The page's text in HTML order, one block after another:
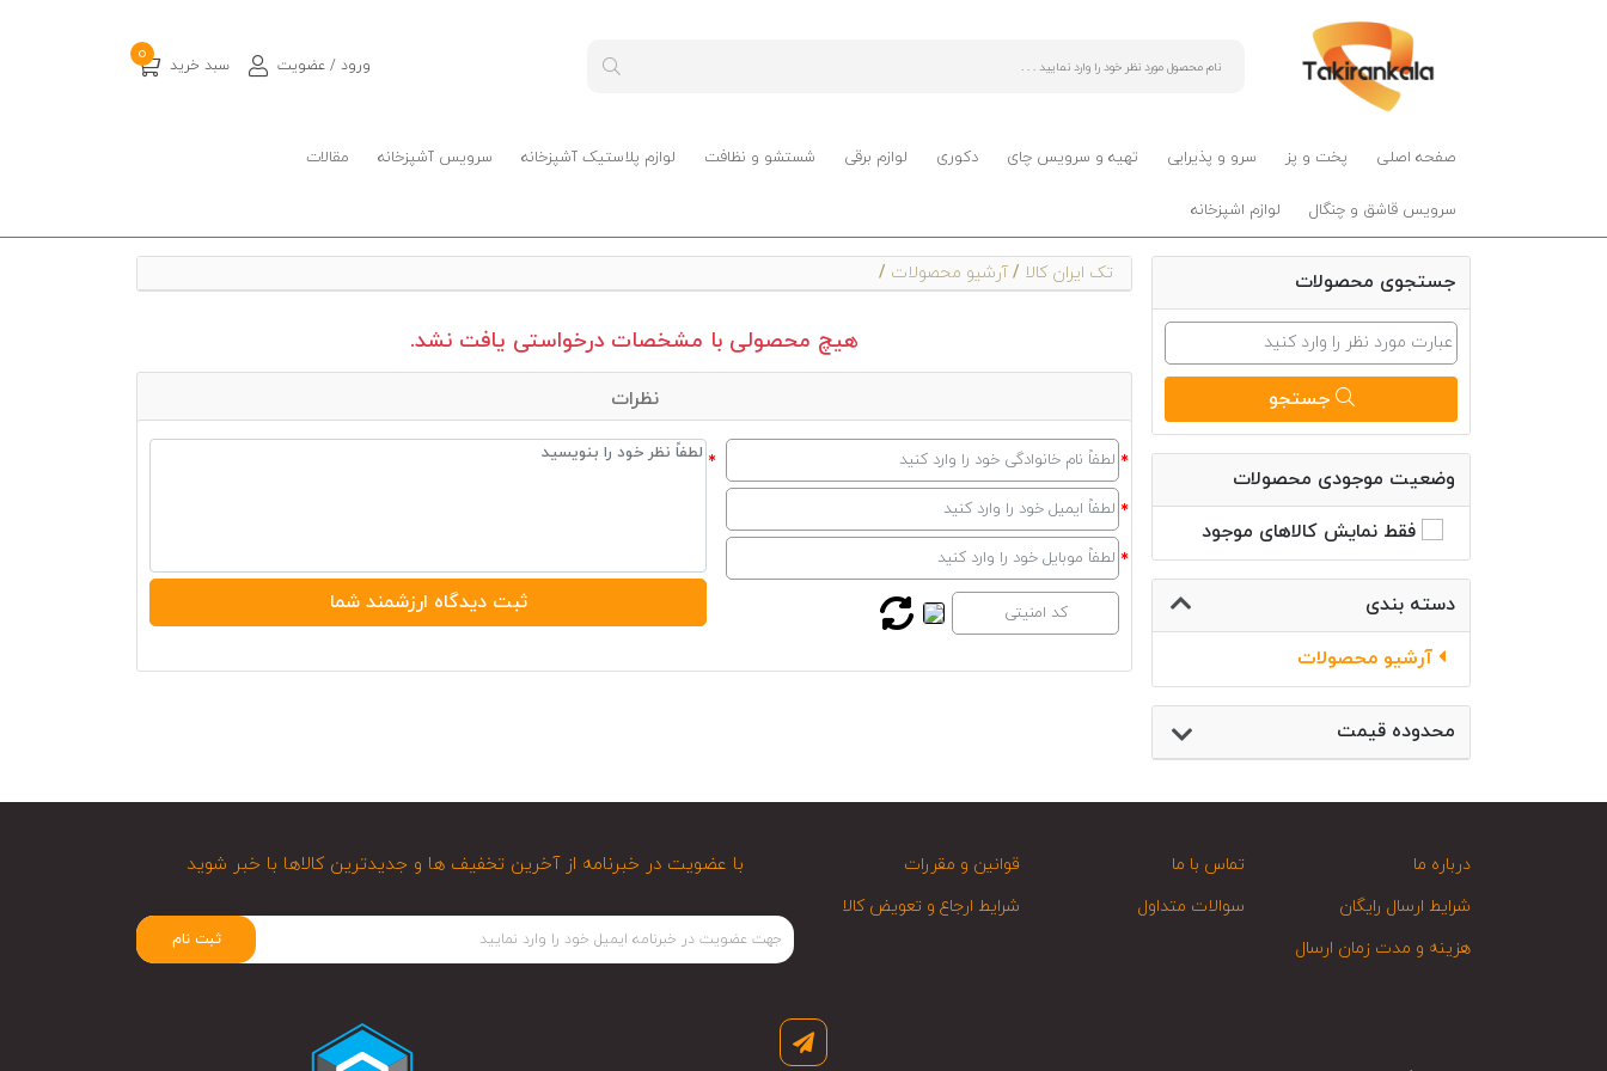
ورود / عضویت سبد خرید 0
صفحه اصلی پخت و پز سرو و پذیرایی تهیه و سرویس چای دکوری لوازم برقی شستشو و نظافت لوازم پلاستیک آشپزخانه سرویس آشپزخانه مقالات
سرویس قاشق و چنگال لوازم اشپزخانه
تک ایران کالا / آرشیو محصولات /
هیچ محصولی با مشخصات درخواستی یافت نشد.
نظرات
جستجوی محصولات
جستجو
وضعیت موجودی محصولات
فقط نمایش کالاهای موجود
دسته بندی
آرشیو محصولات
محدوده قیمت
درباره ما تماس با ما
قوانین و مقررات
شرایط ارسال رایگان
سوالات متداول
شرایط ارجاع و تعویض کالا
هزینه و مدت زمان ارسال
با عضویت در خبرنامه از آخرین تخفیف ها و جدیدترین کالاها با خبر شوید
ثبت نام